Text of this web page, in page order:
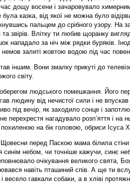
час дощу восени і зачаровувало
була казка, від якої не можна було
пальцем до срібного узору. На
звірів. Влітку ти любив щоранку
нападало за ніч між рядки буряків.
залиті жовтою водою під час
іншим. Вони змалку прикуті до
світу.
людського помешкання. Його
людину від нечистої сили і не впускав
під вечір, як заходило сонце і
перехрестя нагадувало розп’яття і на
на бік головою, обриси Ісуса
перед Паскою мама білила стіни
небом, чи точніше кажучи, синє
очікування великого свята,
навіть пташиний спів. А ще ти
і весело гавкали собаки, а в хліві